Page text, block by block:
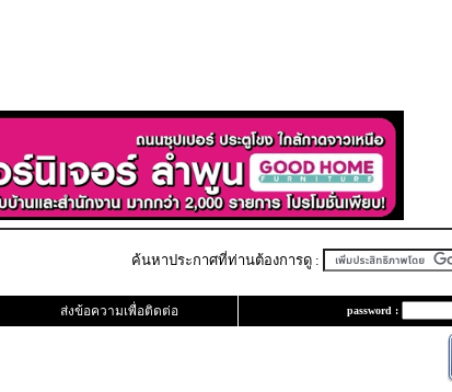
ค้นหาประกาศที่ท่านต้องการดู :
ส่งข้อความเพื่อติดต่อ password :